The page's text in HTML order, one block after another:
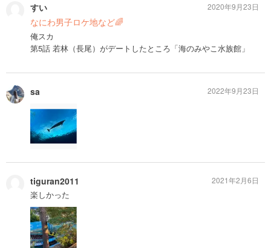
すい
なにわ男子ロケ地など🌈
俺スカ
第5話 若林（長尾）がデートしたところ「海のみやこ水族館」
2020年9月23日
sa 2022年9月23日
tiguran2011
楽しかった
2021年2月6日